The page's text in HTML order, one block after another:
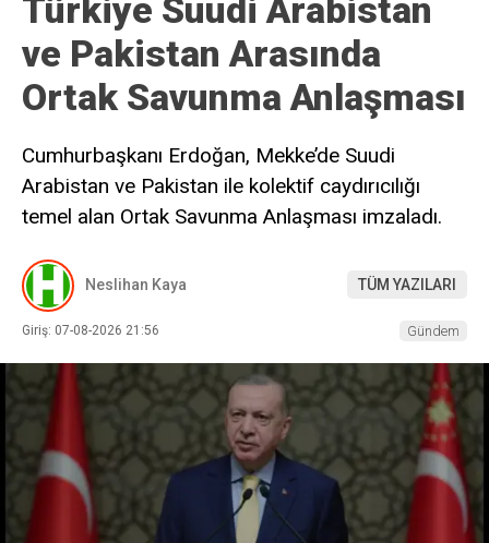
Türkiye Suudi Arabistan
ve Pakistan Arasında
Ortak Savunma Anlaşması
Cumhurbaşkanı Erdoğan, Mekke’de Suudi
Arabistan ve Pakistan ile kolektif caydırıcılığı
temel alan Ortak Savunma Anlaşması imzaladı.
Neslihan Kaya TÜM YAZILARI
Giriş: 07-08-2026 21:56 Gündem